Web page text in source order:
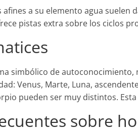
a su elemento agua suelen
pistas extra sobre los ciclos
simbólico de
Venus, Marte, Luna,
pueden ser muy distintos.
sobre